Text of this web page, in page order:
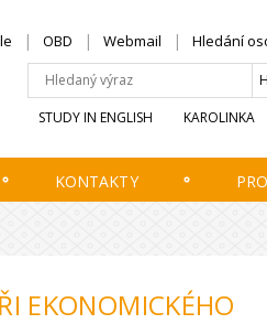
OBD Webmail Hledání
STUDY IN ENGLISH KAROLINKA
KONTAKTY
EKONOMICKÉHO